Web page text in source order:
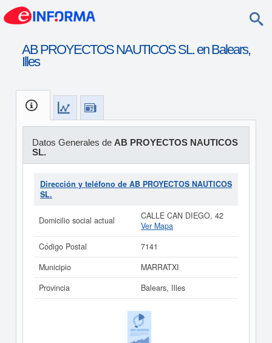
AB PROYECTOS NAUTICOS SL. en Balears,
Illes
Datos Generales de AB PROYECTOS NAUTICOS
SL.
Dirección y teléfono de AB PROYECTOS NAUTICOS
SL.
Domicilio social actual
CALLE CAN DIEGO, 42
Ver Mapa
Código Postal
7141
Municipio
MARRATXI
Provincia
Balears, Illes